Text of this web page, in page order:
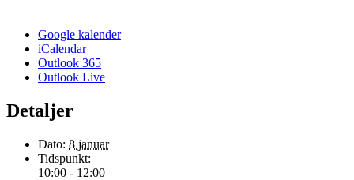
Google kalender
iCalendar
Outlook 365
Outlook Live
Detaljer
Dato: 8 januar
Tidspunkt:
10:00 - 12:00